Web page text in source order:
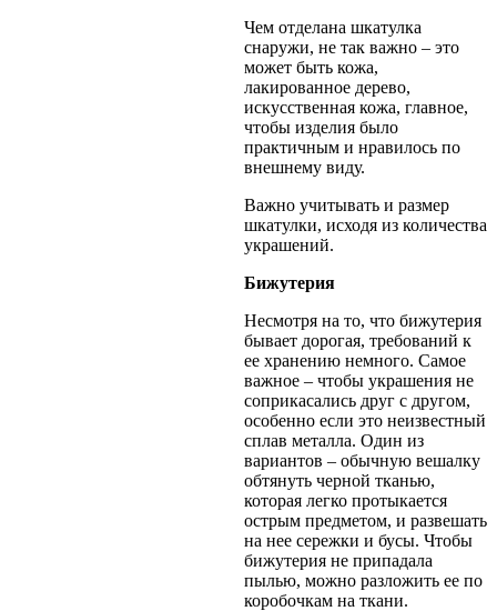
Чем отделана шкатулка
снаружи, не так важно – это
может быть кожа,
лакированное дерево,
искусственная кожа, главное,
чтобы изделия было
практичным и нравилось по
внешнему виду.
Важно учитывать и размер
шкатулки, исходя из количества
украшений.
Бижутерия
Несмотря на то, что бижутерия
бывает дорогая, требований к
ее хранению немного. Самое
важное – чтобы украшения не
соприкасались друг с другом,
особенно если это неизвестный
сплав металла. Один из
вариантов – обычную вешалку
обтянуть черной тканью,
которая легко протыкается
острым предметом, и развешать
на нее сережки и бусы. Чтобы
бижутерия не припадала
пылью, можно разложить ее по
коробочкам на ткани.